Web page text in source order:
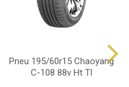
Pneu 195/60r15 Chaoyang
C-108 88v Ht Tl